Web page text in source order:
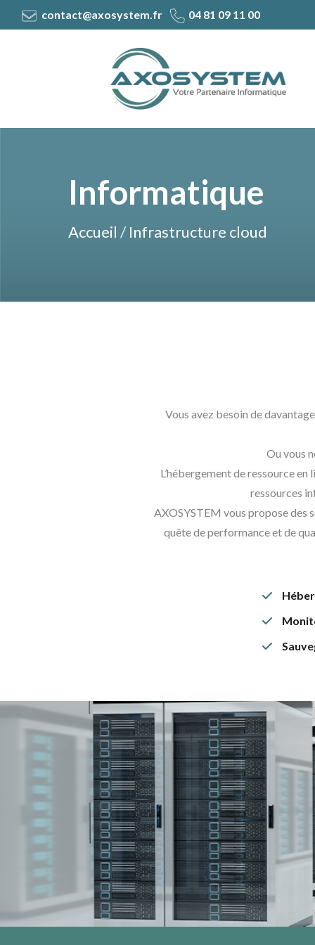
contact@axosystem.fr 04 81 09 11 00
Informatique
Accueil / Infrastructure cloud
Vous avez besoin de
Ou vous
L’hébergement de ressource
ressources
AXOSYSTEM vous propose des
quête de performance et de